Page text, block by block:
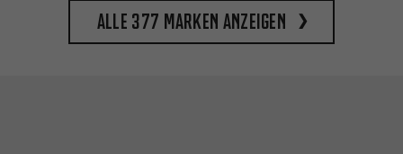
Alle 377 Marken anzeigen